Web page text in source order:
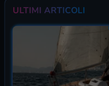
ULTIMI ARTICOLI